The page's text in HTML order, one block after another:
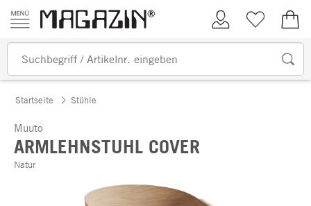
Zum Inhalt springen
Kundenkonto
Merkliste
Startseite Stühle
Muuto
ARMLEHNSTUHL COVER
Natur